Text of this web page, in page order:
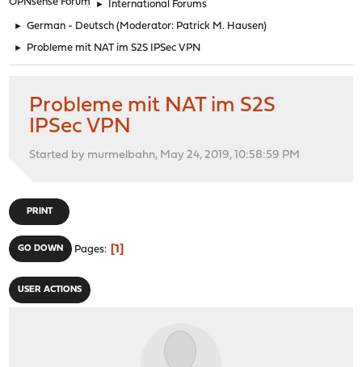
► International Forums
► German - Deutsch (Moderator: Patrick M. Hausen)
► Probleme mit NAT im S2S IPSec VPN
Probleme mit NAT im S2S
IPSec VPN
Started by murmelbahn, May 24, 2019, 10:58:59 PM
PRINT
GO DOWN Pages 1
USER ACTIONS